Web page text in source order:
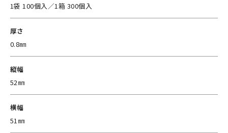
1袋 100個入／1箱 300個入
厚さ
0.8㎜
縦幅
52㎜
横幅
51㎜